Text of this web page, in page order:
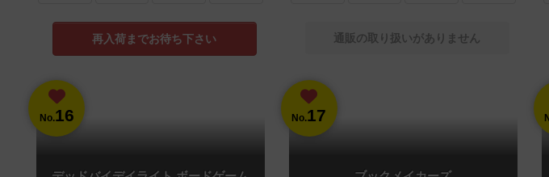
再入荷までお待ち下さい 通販の取り扱いがありません
No.16 No.17